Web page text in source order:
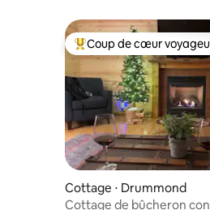
Coups de cœur
Coup de cœur
Cottage ⋅ Drummond
Cottage de bûcheron